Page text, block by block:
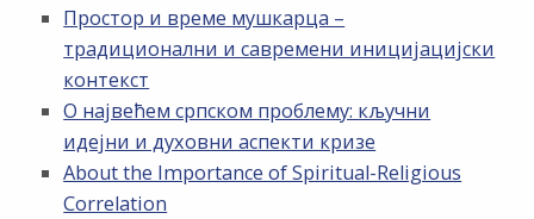
Простор и време мушкарца –
традиционални и савремени иницијацијски
контекст
О највећем српском проблему: кључни
идејни и духовни аспекти кризе
About the Importance of Spiritual-Religious
Correlation